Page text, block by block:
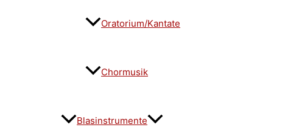
Oratorium/Kantate
Chormusik
Blasinstrumente